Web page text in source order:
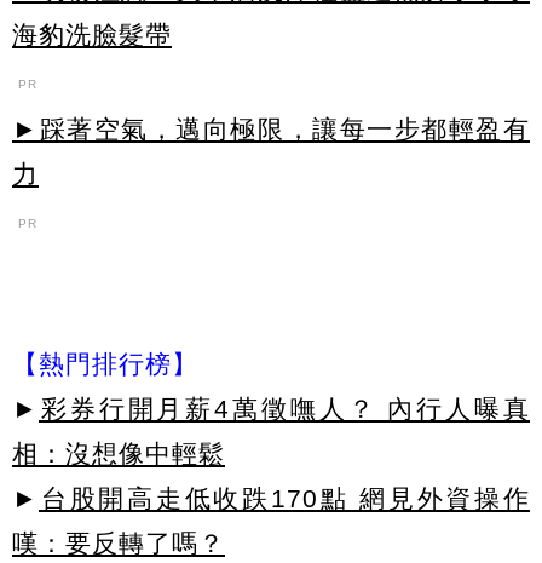
海豹洗臉髮帶
PR
►踩著空氣，邁向極限，讓每一步都輕盈有
力
PR
【熱門排行榜】
► 彩券行開月薪4萬徵嘸人？ 內行人曝真
相：沒想像中輕鬆
► 台股開高走低收跌170點 網見外資操作
嘆：要反轉了嗎？